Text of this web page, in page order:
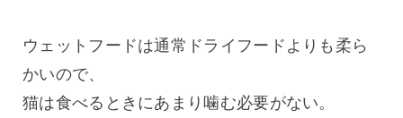
ウェットフードは通常ドライフードよりも柔ら
かいので、
猫は食べるときにあまり噛む必要がない。